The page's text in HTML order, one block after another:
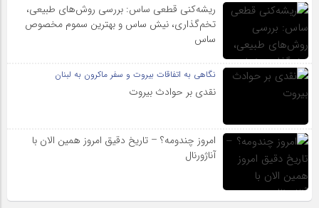
ریشه‌کنی قطعی ساس: بررسی روش‌های طبیعی،
تخم‌گذاری، نیش ساس و بهترین سموم مخصوص
ساس
نگاهی به اتفاقات بیروت و سفر ماکرون به لبنان
نقدی بر حوادث بیروت
امروز چندومه؟ – تاریخ دقیق امروز همین الان با
آناژورنال